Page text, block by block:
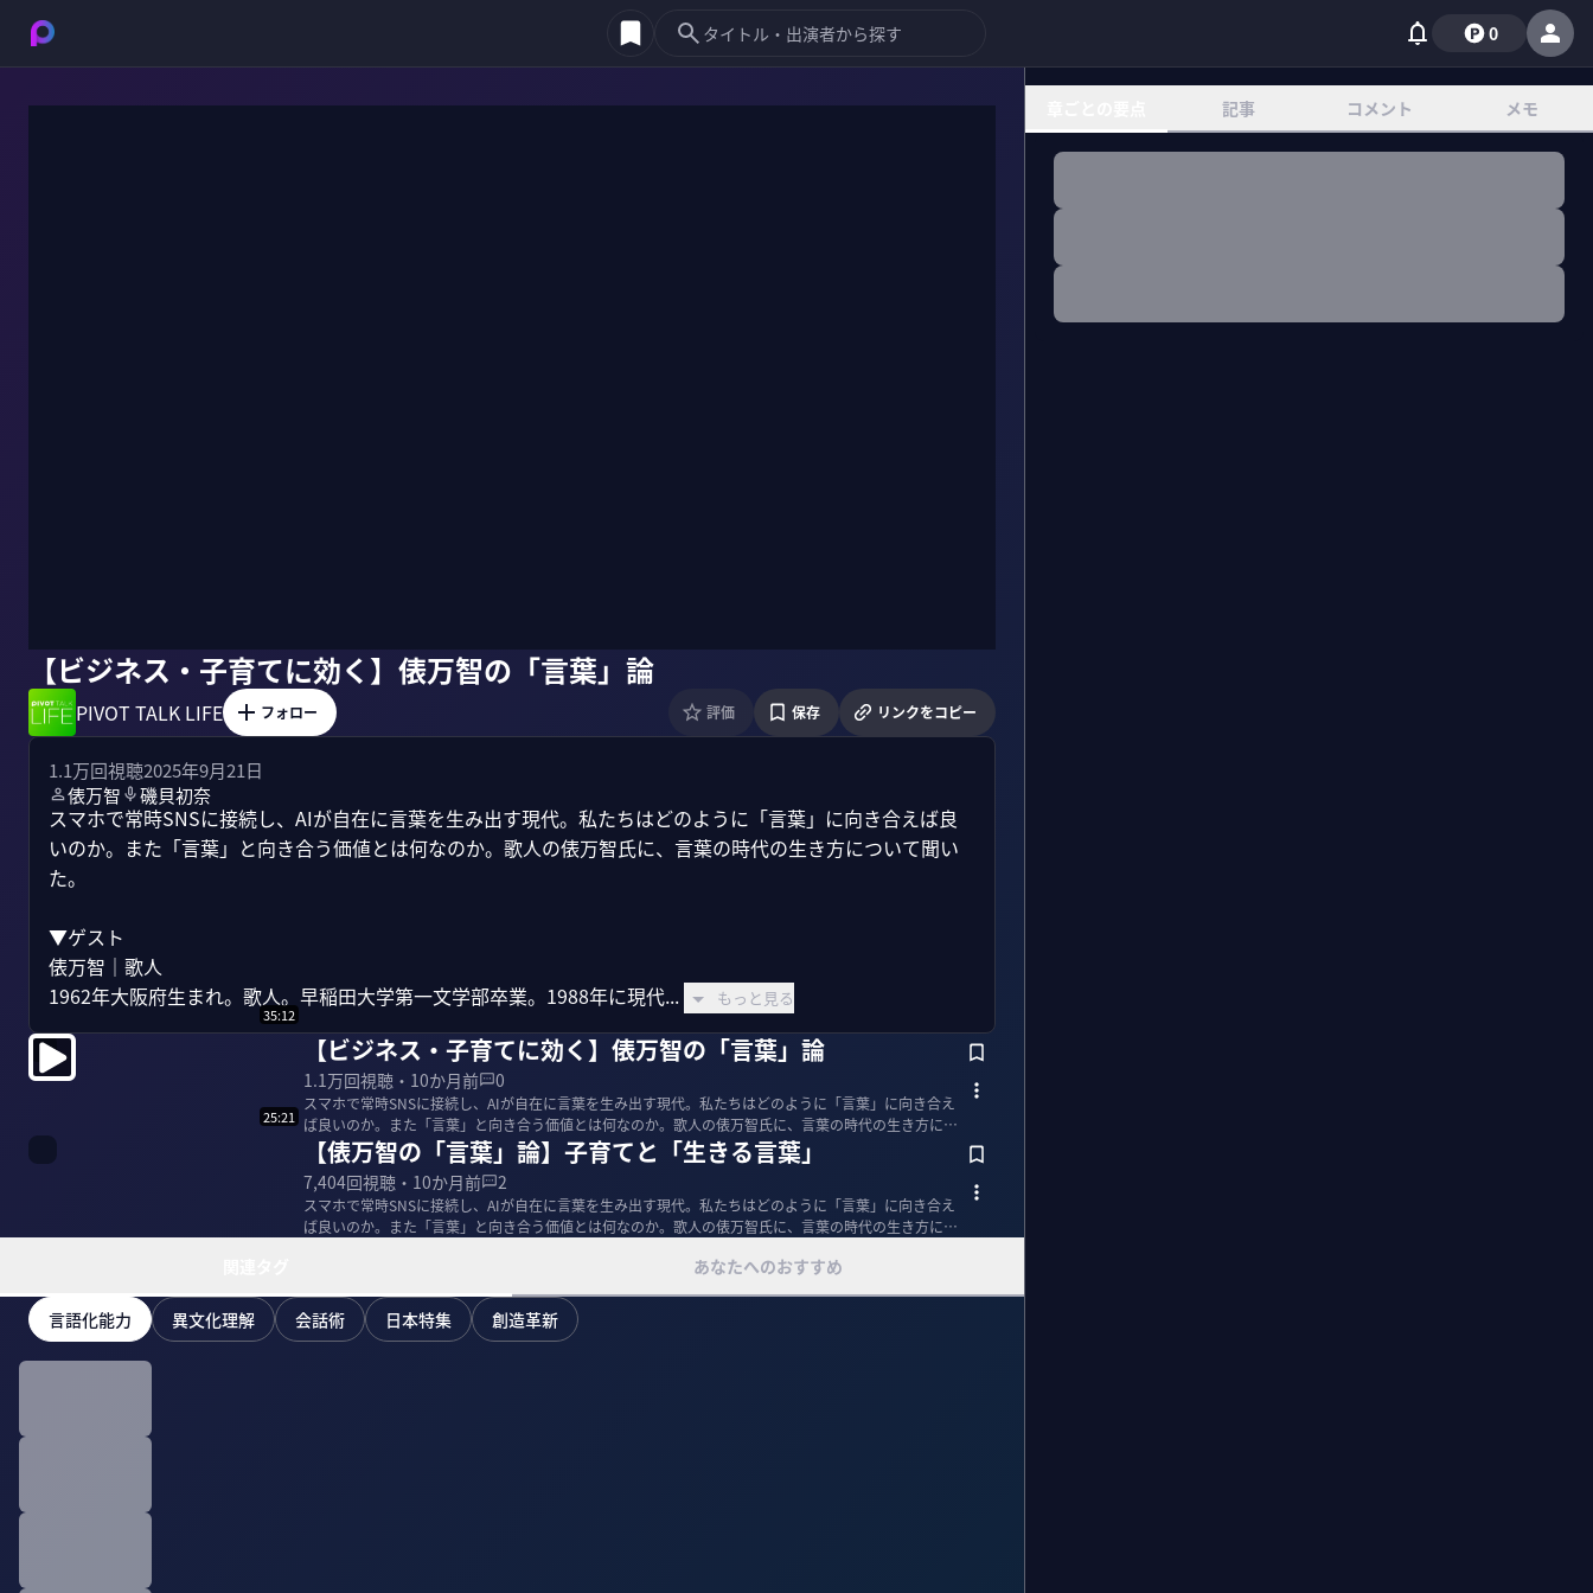
0
【ビジネス・子育てに効く】俵万智の「言葉」論
PIVOT TALK LIFE フォロー 評価 保存 リンクをコピー
1.1万回視聴2025年9月21日
俵万智
磯貝初奈
スマホで常時SNSに接続し、AIが自在に言葉を生み出す現代。私たちはどのように「言葉」に向き合えば良
いのか。また「言葉」と向き合う価値とは何なのか。歌人の俵万智氏に、言葉の時代の生き方について聞い
た。
▼ゲスト
俵万智｜歌人
1962年大阪府生まれ。歌人。早稲田大学第一文学部卒業。1988年に現代...
もっと見る
35:12
【ビジネス・子育てに効く】俵万智の「言葉」論
1.1万回視聴・ 10か月前 0
スマホで常時SNSに接続し、AIが自在に言葉を生み出す現代。私たちはどのように「言葉」に向き合え
ば良いのか。また「言葉」と向き合う価値とは何なのか。歌人の俵万智氏に、言葉の時代の生き方につ
いて聞いた。...
25:21
【俵万智の「言葉」論】子育てと「生きる言葉」
7,404回視聴・ 10か月前 2
スマホで常時SNSに接続し、AIが自在に言葉を生み出す現代。私たちはどのように「言葉」に向き合え
ば良いのか。また「言葉」と向き合う価値とは何なのか。歌人の俵万智氏に、言葉の時代の生き方につ
あなたへのおすすめ
言語化能力 異文化理解 会話術 日本特集 創造革新
記事 コメント メモ